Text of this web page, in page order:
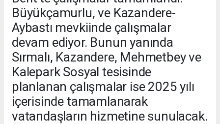
Büyükçamurlu, ve Kazandere-
Aybastı mevkiinde çalışmalar
devam ediyor. Bunun yanında
Sırmalı, Kazandere, Mehmetbey ve
Kalepark Sosyal tesisinde
planlanan çalışmalar ise 2025 yılı
içerisinde tamamlanarak
vatandaşların hizmetine sunulacak.